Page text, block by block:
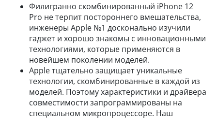
Филигранно скомбинированный iPhone 12
Pro не терпит постороннего вмешательства,
инженеры Apple №1 досконально изучили
гаджет и хорошо знакомы с инновационными
технологиями, которые применяются в
новейшем поколении моделей.
Apple тщательно защищает уникальные
технологии, скомбинированные в каждой из
моделей. Поэтому характеристики и драйвера
совместимости запрограммированы на
специальном микропроцессоре. Наш